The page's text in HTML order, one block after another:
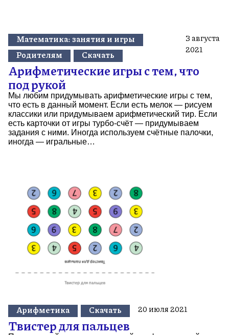
Математика: занятия и игры
Родителям
Скачать
3 августа
2021
Арифметические игры с тем, что
под рукой
Мы любим придумывать арифметические игры с тем,
что есть в данный момент. Если есть мелок — рисуем
классики или придумываем арифметический тир. Если
есть карточки от игры турбо-счёт — придумываем
задания с ними. Иногда используем счётные палочки,
иногда — игральные…
Арифметика Скачать 20 июля 2021
Твистер для пальцев